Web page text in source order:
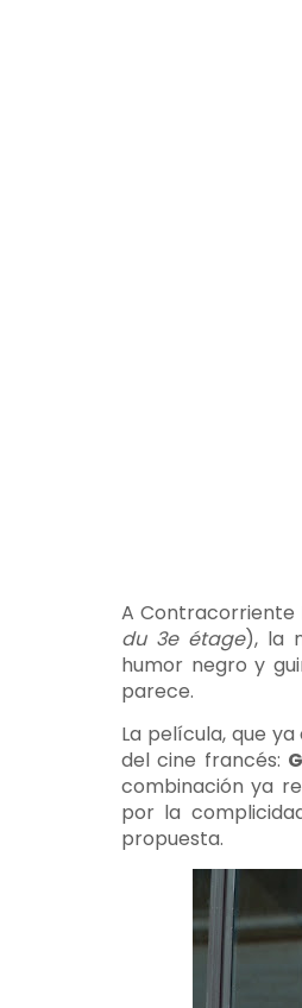
A Contracorriente
du 3e étage), la
humor negro y
parece.
La película, que
del cine francés:
combinación ya
por la
propuesta.